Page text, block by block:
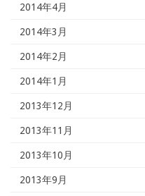
2014年4月
2014年3月
2014年2月
2014年1月
2013年12月
2013年11月
2013年10月
2013年9月